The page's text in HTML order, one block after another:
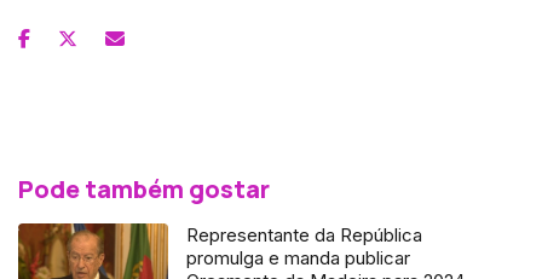
Pode também gostar
Representante da República
promulga e manda publicar